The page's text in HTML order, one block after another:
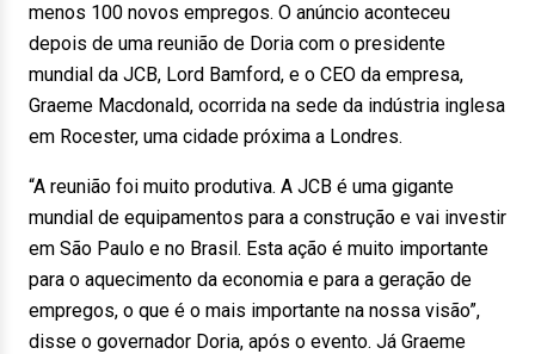
menos 100 novos empregos. O anúncio aconteceu
depois de uma reunião de Doria com o presidente
mundial da JCB, Lord Bamford, e o CEO da empresa,
Graeme Macdonald, ocorrida na sede da indústria inglesa
em Rocester, uma cidade próxima a Londres.
“A reunião foi muito produtiva. A JCB é uma gigante
mundial de equipamentos para a construção e vai investir
em São Paulo e no Brasil. Esta ação é muito importante
para o aquecimento da economia e para a geração de
empregos, o que é o mais importante na nossa visão”,
disse o governador Doria, após o evento. Já Graeme